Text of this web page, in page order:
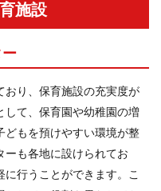
施設
おり、保育施設の充実度が
して、保育園や幼稚園の増
どもを預けやすい環境が整
ーも各地に設けられてお
行うことができます。こ